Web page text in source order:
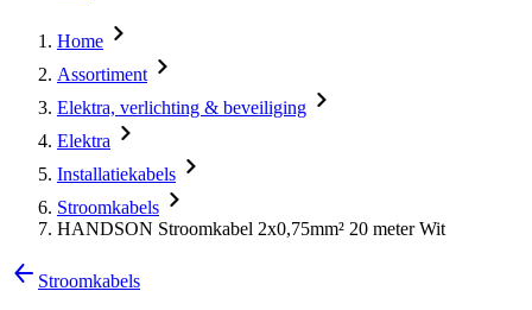
Home
Assortiment
Elektra, verlichting & beveiliging
Elektra
Installatiekabels
Stroomkabels
HANDSON Stroomkabel 2x0,75mm² 20 meter Wit
Stroomkabels